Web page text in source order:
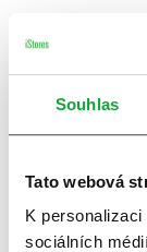
Souhlas
Tato webová
K
sociálních